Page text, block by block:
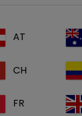
AT
CH
FR